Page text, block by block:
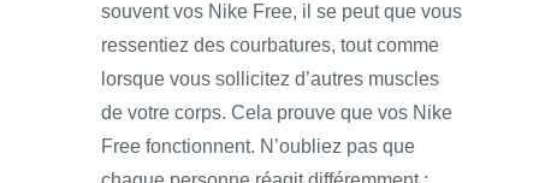
souvent vos Nike Free, il se peut que vous
ressentiez des courbatures, tout comme
lorsque vous sollicitez d’autres muscles
de votre corps. Cela prouve que vos Nike
Free fonctionnent. N’oubliez pas que